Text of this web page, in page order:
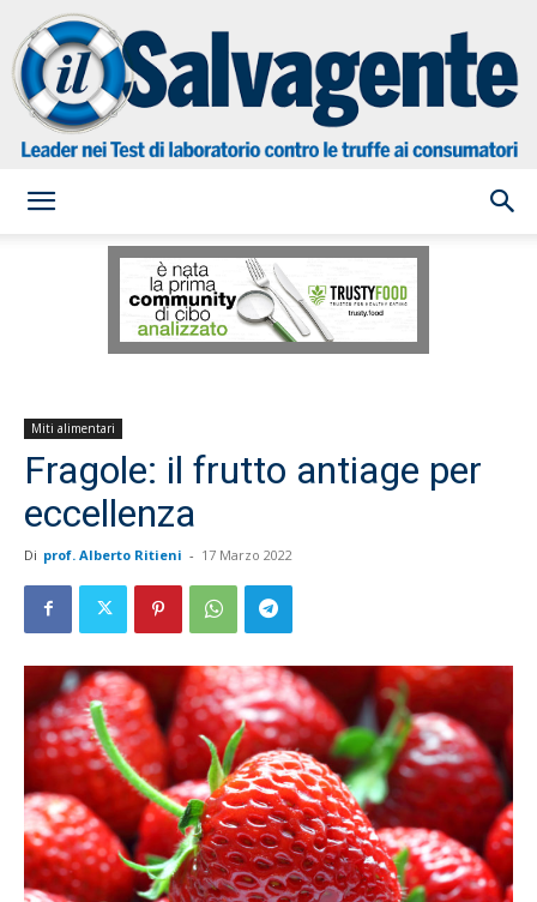
Salvagente
Miti alimentari
Fragole: il frutto antiage per
eccellenza
Di prof. Alberto Ritieni - 17 Marzo 2022